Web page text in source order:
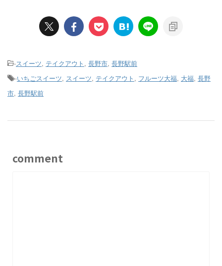
-スイーツ, テイクアウト , 長野市, 長野駅前
-いちごスイーツ, スイーツ, テイクアウト , フルーツ大福, 大福, 長野
市, 長野駅前
comment